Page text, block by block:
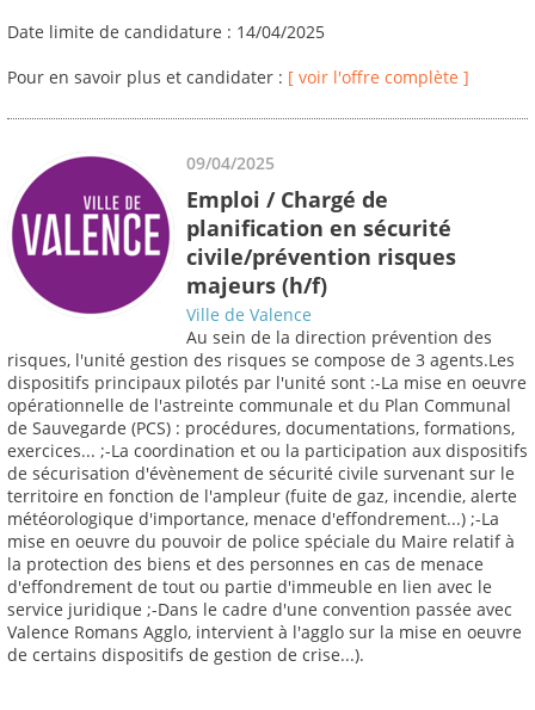
Date limite de candidature : 14/04/2025
Pour en savoir plus et candidater : [ voir l'offre complète ]
09/04/2025
Emploi / Chargé de
planification en sécurité
civile/prévention risques
majeurs (h/f)
Ville de Valence
Au sein de la direction prévention des
risques, l'unité gestion des risques se compose de 3 agents.Les
dispositifs principaux pilotés par l'unité sont :-La mise en oeuvre
opérationnelle de l'astreinte communale et du Plan Communal
de Sauvegarde (PCS) : procédures, documentations, formations,
exercices... ;-La coordination et ou la participation aux dispositifs
de sécurisation d'évènement de sécurité civile survenant sur le
territoire en fonction de l'ampleur (fuite de gaz, incendie, alerte
météorologique d'importance, menace d'effondrement...) ;-La
mise en oeuvre du pouvoir de police spéciale du Maire relatif à
la protection des biens et des personnes en cas de menace
d'effondrement de tout ou partie d'immeuble en lien avec le
service juridique ;-Dans le cadre d'une convention passée avec
Valence Romans Agglo, intervient à l'agglo sur la mise en oeuvre
de certains dispositifs de gestion de crise...).